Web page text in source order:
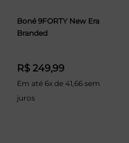
Boné 9FORTY New Era
Branded
R$ 249,99
Em até 6x de 41,66 sem
juros